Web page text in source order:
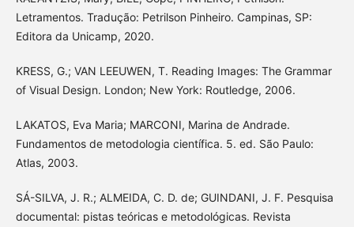
Letramentos. Tradução: Petrilson Pinheiro. Campinas, SP:
Editora da Unicamp, 2020.
KRESS, G.; VAN LEEUWEN, T. Reading Images: The Grammar
of Visual Design. London; New York: Routledge, 2006.
LAKATOS, Eva Maria; MARCONI, Marina de Andrade.
Fundamentos de metodologia científica. 5. ed. São Paulo:
Atlas, 2003.
SÁ-SILVA, J. R.; ALMEIDA, C. D. de; GUINDANI, J. F. Pesquisa
documental: pistas teóricas e metodológicas. Revista